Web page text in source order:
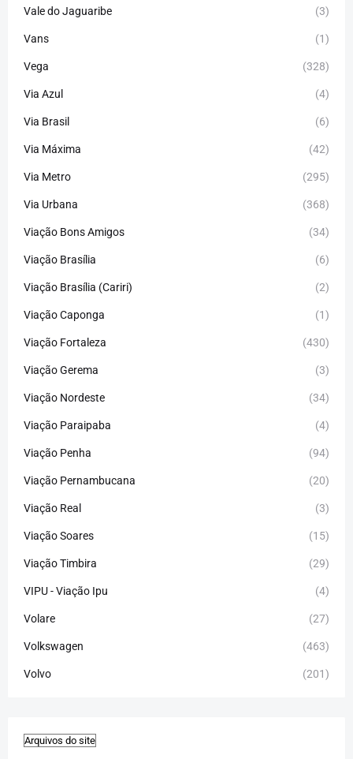
Vale do Jaguaribe (3)
Vans (1)
Vega (328)
Via Azul (4)
Via Brasil (6)
Via Máxima (42)
Via Metro (295)
Via Urbana (368)
Viação Bons Amigos (34)
Viação Brasília (6)
Viação Brasília (Cariri) (2)
Viação Caponga (1)
Viação Fortaleza (430)
Viação Gerema (3)
Viação Nordeste (34)
Viação Paraipaba (4)
Viação Penha (94)
Viação Pernambucana (20)
Viação Real (3)
Viação Soares (15)
Viação Timbira (29)
VIPU - Viação Ipu (4)
Volare (27)
Volkswagen (463)
Volvo (201)